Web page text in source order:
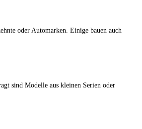
oder Automarken. Einige bauen auch
sind Modelle aus kleinen Serien oder